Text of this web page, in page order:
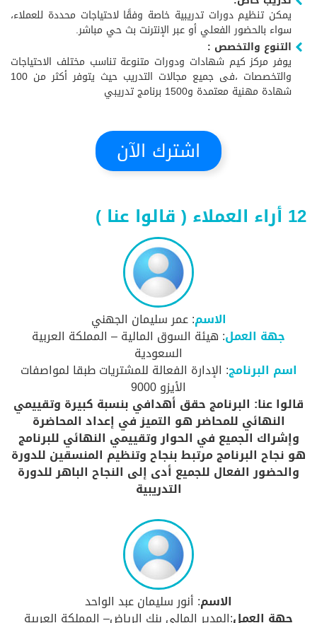
يمكن تنظيم دورات تدريبية خاصة وفقًا لاحتياجات محددة للعملاء،
سواء بالحضور الفعلي أو عبر الإنترنت بث حي مباشر.
التنوع والتخصص :
يوفر مركز كيم شهادات ودورات متنوعة تناسب مختلف الاحتياجات
والتخصصات ،فى جميع مجالات التدريب حيث يتوفر أكثر من 100
شهادة مهنية معتمدة و1500 برنامج تدريبي
اشترك الآن
12 أراء العملاء ( قالوا عنا )
الاسم: عمر سليمان الجهني
جهة العمل: هيئة السوق المالية – المملكة العربية
السعودية
اسم البرنامج: الإدارة الفعالة للمشتريات طبقا لمواصفات
الأيزو 9000
قالوا عنا: البرنامج حقق أهدافي بنسبة كبيرة وتقييمي
النهائي للمحاضر هو التميز في إعداد المحاضرة
وإشراك الجميع في الحوار وتقييمي النهائي للبرنامج
هو نجاح البرنامج مرتبط بنجاح وتنظيم المنسقين للدورة
والحضور الفعال للجميع أدى إلى النجاح الباهر للدورة
التدريبية
الاسم: أنور سليمان عبد الواحد
جهة العمل:المدير المالي بنك الرياض– المملكة العربية